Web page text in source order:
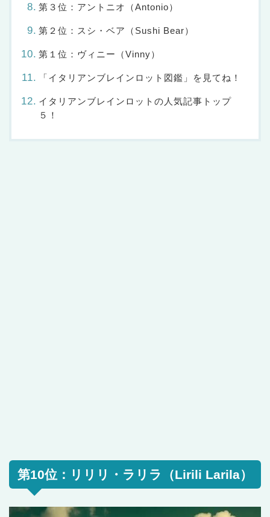
第３位：アントニオ（Antonio）
第２位：スシ・ベア（Sushi Bear）
第１位：ヴィニー（Vinny）
「イタリアンブレインロット図鑑」を見てね！
イタリアンブレインロットの人気記事トップ
５！
第10位：リリリ・ラリラ（Lirili Larila）